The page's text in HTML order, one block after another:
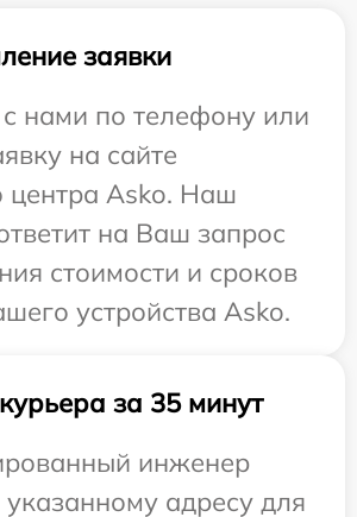
заявки
нами по телефону или
на сайте
центра Asko. Наш
на Ваш запрос
стоимости и сроков
устройства Asko.
за 35 минут
инженер
адресу для